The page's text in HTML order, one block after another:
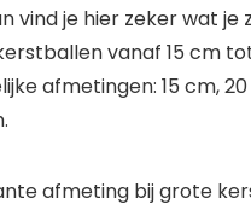
vind je hier zeker wat je
vanaf 15 cm
afmetingen: 15 cm,
afmeting bij grote